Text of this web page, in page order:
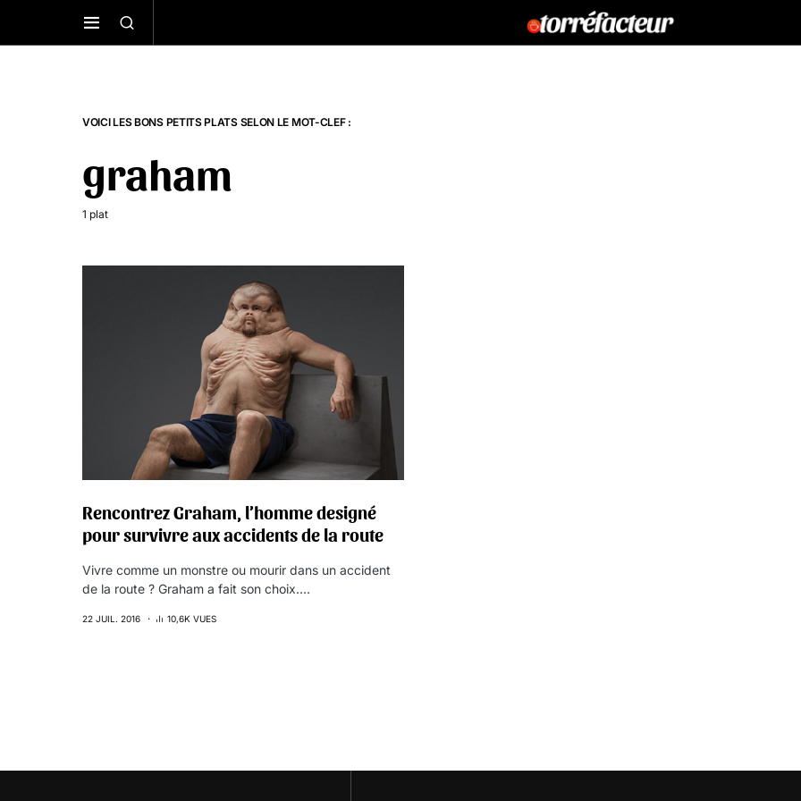
VOICI LES BONS PETITS PLATS SELON LE MOT-CLEF :
graham
1 plat
Rencontrez Graham, l’homme designé
pour survivre aux accidents de la route
Vivre comme un monstre ou mourir dans un accident
de la route ? Graham a fait son choix.…
22 JUIL. 2016 10,6K VUES